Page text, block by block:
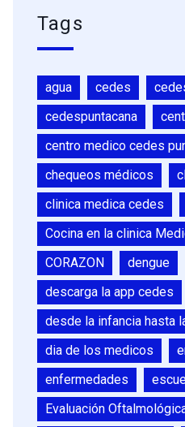
Tags
agua cedes
cedespuntacana
centro medico cedes
chequeos médicos
clinica medica cedes
Cocina en la clinica
CORAZON
dengue
descarga la app cedes
desde la infancia hasta
dia de los medicos
enfermedades
Evaluación